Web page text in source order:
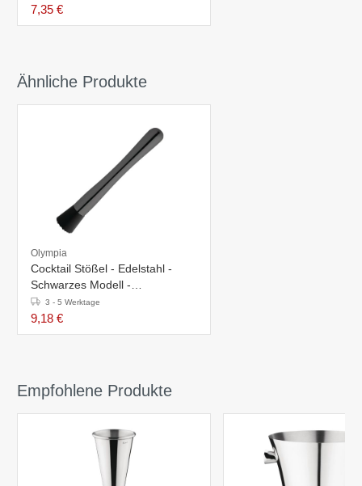
7,35 €
Ähnliche Produkte
Olympia
Cocktail Stößel - Edelstahl -
Schwarzes Modell -
Ø34x212mm
3 - 5 Werktage
9,18 €
Empfohlene Produkte